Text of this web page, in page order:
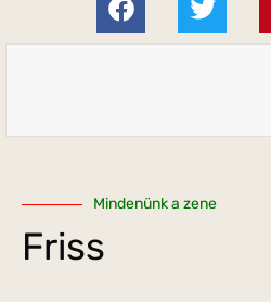
Mindenünk a zene
Friss